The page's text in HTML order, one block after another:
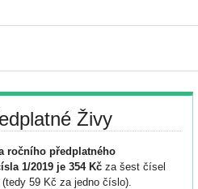
Živy
ročního předplatného
1/2019 je 354 Kč za šest čísel
59 Kč za jedno číslo).